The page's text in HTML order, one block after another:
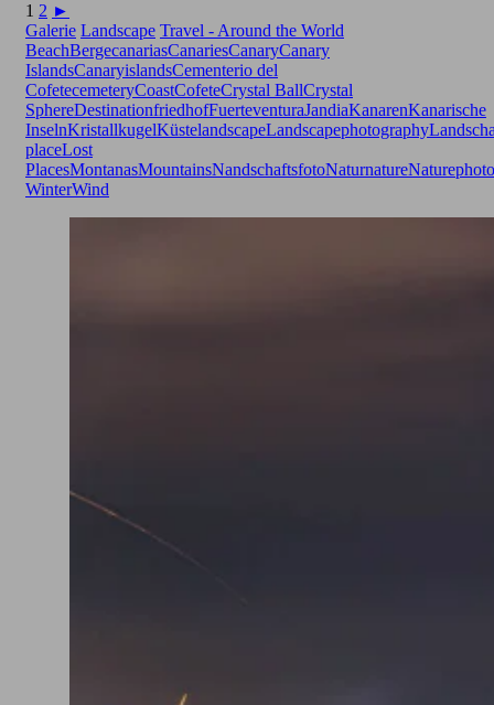
1 2 ►
Galerie Landscape Travel - Around the World
BeachBergecanariasCanariesCanaryCanary
IslandsCanaryislandsCementerio del
CofetecemeteryCoastCofeteCrystal BallCrystal
SphereDestinationfriedhofFuerteventuraJandiaKanarenKanarische
InselnKristallkugelKüstelandscapeLandscapephotography
placeLost
PlacesMontanasMountainsNandschaftsfotoNaturnature
WinterWind